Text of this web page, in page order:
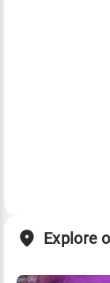
Explore